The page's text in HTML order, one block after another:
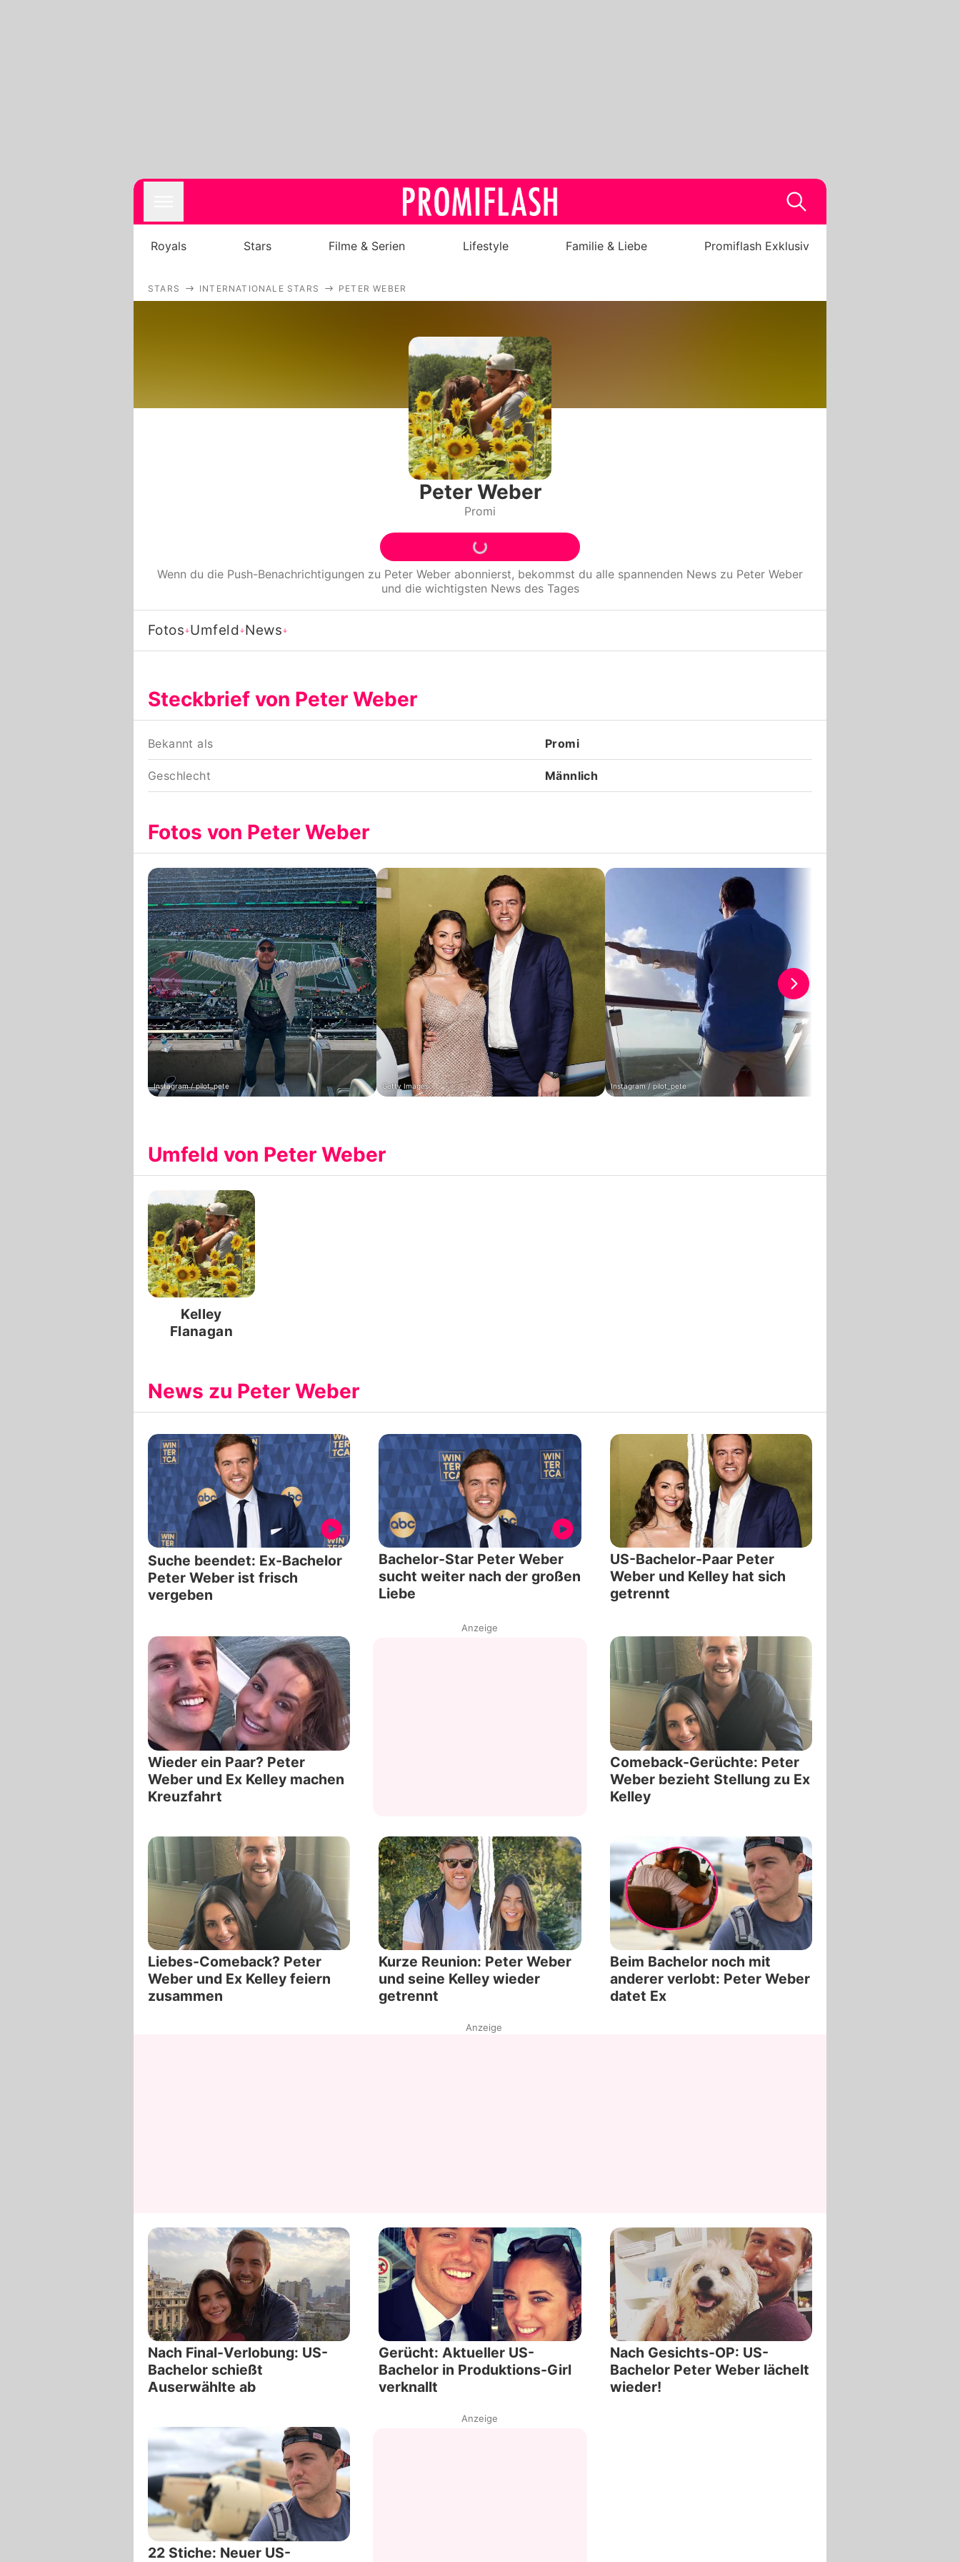
Filme & Serien
Lifestyle
Familie & Liebe
Promiflash Exklusiv
Alle Themen auf Promiflash
Jobs
App runterladen
Team
Nutzungsbedingungen
Royals Stars Filme & Serien Lifestyle Familie & Liebe Promiflash Exklusiv
STARS INTERNATIONALE STARS PETER WEBER
Peter Weber
Promi
Wenn du die Push-Benachrichtigungen zu Peter Weber abonnierst, bekommst du alle spannenden News zu Peter Weber
und die wichtigsten News des Tages
Fotos Umfeld News
Steckbrief von Peter Weber
Bekannt als Promi
Geschlecht Männlich
Fotos von Peter Weber
Instagram / pilot_pete Getty Images Instagram / pilot_pete
Umfeld von Peter Weber
Kelley
Flanagan
News zu Peter Weber
Suche beendet: Ex-Bachelor
Peter Weber ist frisch
vergeben
Bachelor-Star Peter Weber
sucht weiter nach der großen
Liebe
US-Bachelor-Paar Peter
Weber und Kelley hat sich
getrennt
Wieder ein Paar? Peter
Weber und Ex Kelley machen
Kreuzfahrt
Anzeige
Comeback-Gerüchte: Peter
Weber bezieht Stellung zu Ex
Kelley
Liebes-Comeback? Peter
Weber und Ex Kelley feiern
zusammen
Kurze Reunion: Peter Weber
und seine Kelley wieder
getrennt
Beim Bachelor noch mit
anderer verlobt: Peter Weber
datet Ex
Anzeige
Nach Final-Verlobung: US-
Bachelor schießt
Auserwählte ab
Gerücht: Aktueller US-
Bachelor in Produktions-Girl
verknallt
Nach Gesichts-OP: US-
Bachelor Peter Weber lächelt
wieder!
22 Stiche: Neuer US-
Anzeige